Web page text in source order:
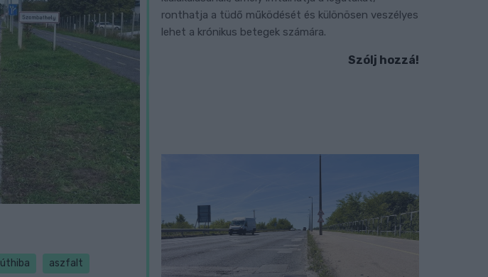
úthiba aszfalt
ronthatja a tüdő működését és különösen veszélyes
lehet a krónikus betegek számára.
Szólj hozzá!